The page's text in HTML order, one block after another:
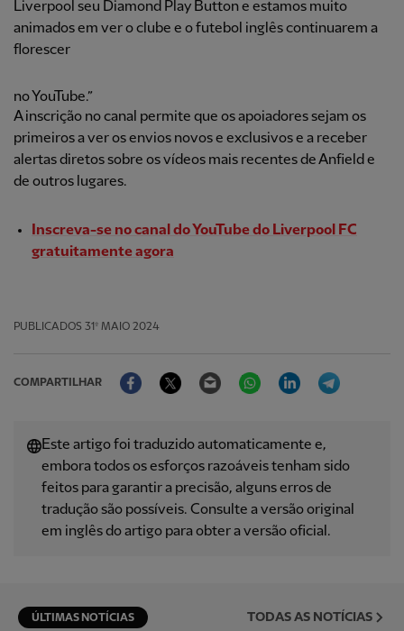
Liverpool seu Diamond Play Button e estamos muito
animados em ver o clube e o futebol inglês continuarem a
florescer
no YouTube.”
A inscrição no canal permite que os apoiadores sejam os
primeiros a ver os envios novos e exclusivos e a receber
alertas diretos sobre os vídeos mais recentes de Anfield e
de outros lugares.
Inscreva-se no canal do YouTube do Liverpool FC
gratuitamente agora
PUBLICADOS 31º MAIO 2024
COMPARTILHAR
FacebookTwitter Email WhatsAppLinkedIn
Este artigo foi traduzido automaticamente e,
embora todos os esforços razoáveis ​​tenham sido
feitos para garantir a precisão, alguns erros de
tradução são possíveis. Consulte a versão original
em inglês do artigo para obter a versão oficial.
ÚLTIMAS NOTÍCIAS TODAS AS NOTÍCIAS